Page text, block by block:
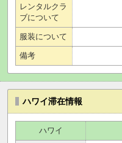
レンタルクラ
ブについて
服装について
備考
ハワイ滞在情報
ハワイ